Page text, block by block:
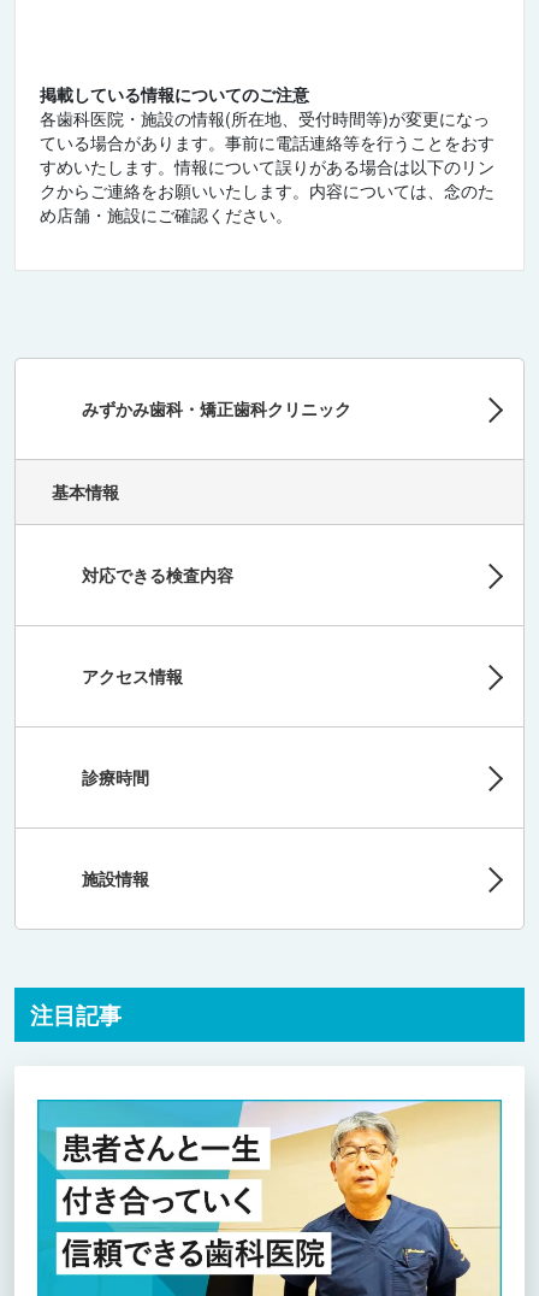
掲載している情報についてのご注意
各歯科医院・施設の情報(所在地、受付時間等)が変更になっ
ている場合があります。事前に電話連絡等を行うことをおす
すめいたします。情報について誤りがある場合は以下のリン
クからご連絡をお願いいたします。内容については、念のた
め店舗・施設にご確認ください。
みずかみ歯科・矯正歯科クリニック
基本情報
対応できる検査内容
アクセス情報
診療時間
施設情報
注目記事